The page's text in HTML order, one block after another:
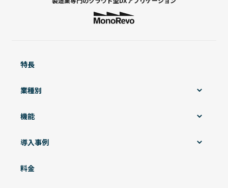
特長
業種別
機能
導入事例
料金